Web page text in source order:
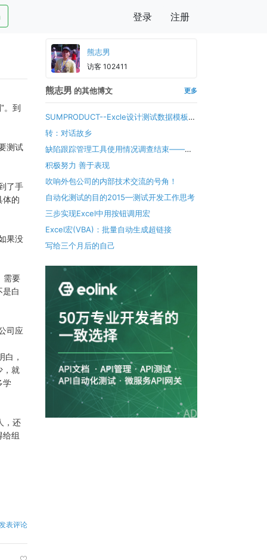
登录 注册
。到
测试
了手
体的
果没
需要
是白
司应
，
，就
学
，还
给组
表评论
熊志男
访客 102411
熊志男 的其他博文 更多
SUMPRODUCT--Excle设计测试数据模板中
常用的多条件求和公式
转：对话故乡
缺陷跟踪管理工具使用情况调查结束——最
终获奖名单公布！
积极努力 善于表现
吹响外包公司的内部技术交流的号角！
自动化测试的目的2015—测试开发工作思考
三步实现Excel中用按钮调用宏
Excel宏(VBA)：批量自动生成超链接
写给三个月后的自己